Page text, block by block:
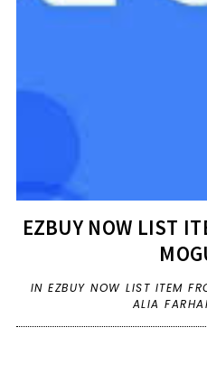
EZBUY NOW LIST
IN EZBUY NOW LIST ITEM
ALIA